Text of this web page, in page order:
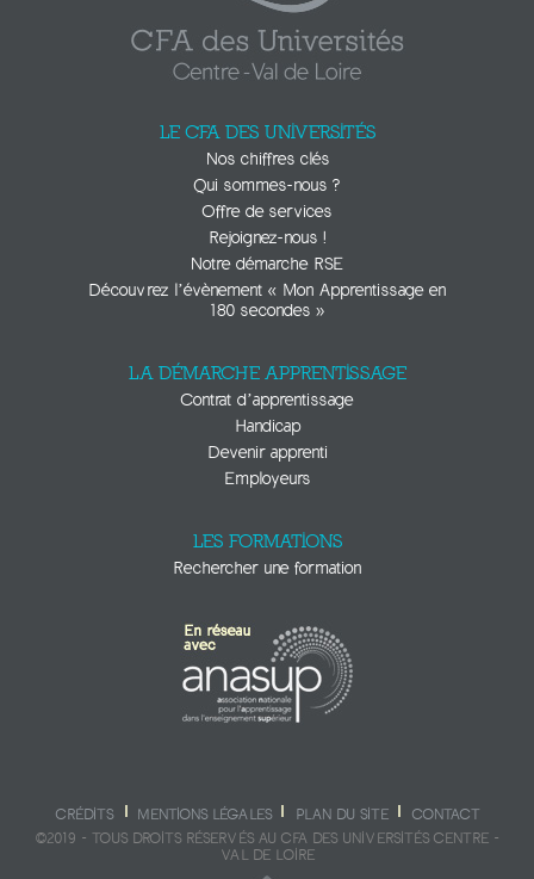
LE CFA DES UNIVERSITÉS
Nos chiffres clés
Qui sommes-nous ?
Offre de services
Rejoignez-nous !
Notre démarche RSE
Découvrez l’évènement « Mon Apprentissage en
180 secondes »
LA DÉMARCHE APPRENTISSAGE
Contrat d’apprentissage
Handicap
Devenir apprenti
Employeurs
LES FORMATIONS
Rechercher une formation
CRÉDITS MENTIONS LÉGALES PLAN DU SITE
CONTACT
©2019 - TOUS DROITS RÉSERVÉS AU CFA DES UNIVERSITÉS CENTRE -
VAL DE LOIRE